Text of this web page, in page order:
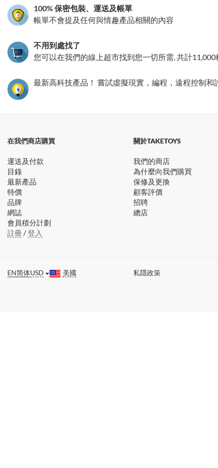
100% 保密包裝、運送及帳單
帳單不會提及任何與情趣產品相關的內容
不用到處找了
您可以在我們的線上超市找到您一切所需, 共計11,000
最新高科技產品！ 嘗試虛擬現實，編程，遠程控制
在我們商店購買
運送及付款
目錄
最新產品
特價
品牌
網誌
會員積分計劃
註冊/登入
關於TAKETOYS
我們的商店
為什麼向我們購買
保修及更換
顧客評價
招聘
總店
EN简体USD 美國 私隱政策